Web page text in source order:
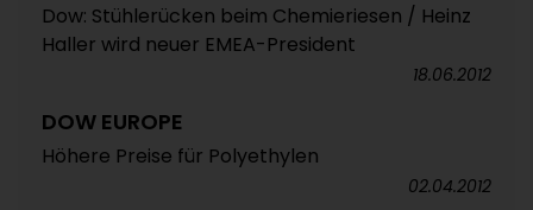
Dow: Stühlerücken beim Chemieriesen / Heinz
Haller wird neuer EMEA-President
18.06.2012
DOW EUROPE
Höhere Preise für Polyethylen
02.04.2012